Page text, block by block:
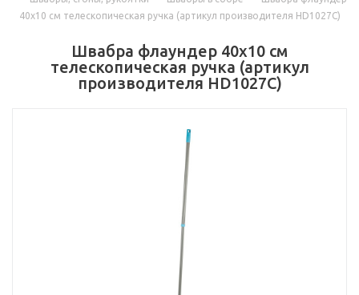
40x10 см телескопическая ручка (артикул производителя HD1027C)
Швабра флаундер 40x10 см
телескопическая ручка (артикул
производителя HD1027C)